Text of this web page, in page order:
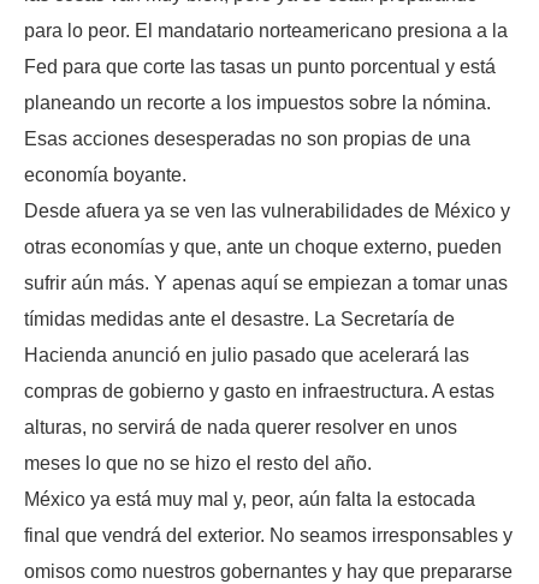
para lo peor. El mandatario norteamericano presiona a la
Fed para que corte las tasas un punto porcentual y está
planeando un recorte a los impuestos sobre la nómina.
Esas acciones desesperadas no son propias de una
economía boyante.
Desde afuera ya se ven las vulnerabilidades de México y
otras economías y que, ante un choque externo, pueden
sufrir aún más. Y apenas aquí se empiezan a tomar unas
tímidas medidas ante el desastre. La Secretaría de
Hacienda anunció en julio pasado que acelerará las
compras de gobierno y gasto en infraestructura. A estas
alturas, no servirá de nada querer resolver en unos
meses lo que no se hizo el resto del año.
México ya está muy mal y, peor, aún falta la estocada
final que vendrá del exterior. No seamos irresponsables y
omisos como nuestros gobernantes y hay que prepararse